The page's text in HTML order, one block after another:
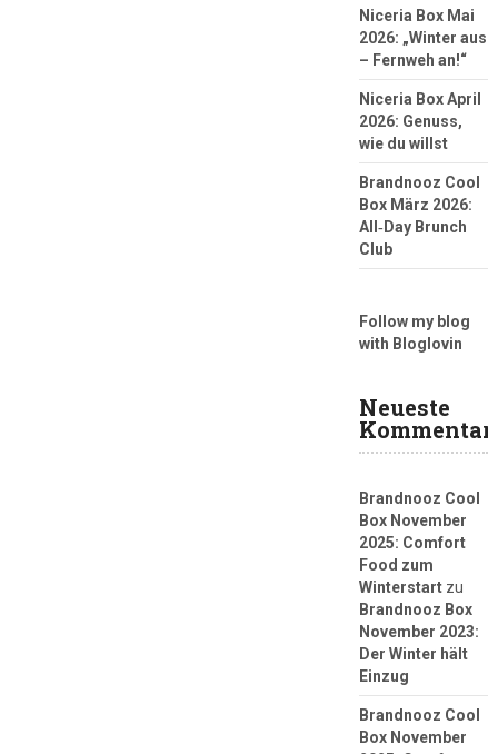
Niceria Box Mai
2026: „Winter aus
– Fernweh an!“
Niceria Box April
2026: Genuss,
wie du willst
Brandnooz Cool
Box März 2026:
All‑Day Brunch
Club
Follow my blog
with Bloglovin
Neueste
Brandnooz Cool
Box November
2025: Comfort
Food zum
Winterstartzu
Brandnooz Box
November 2023:
Der Winter hält
Einzug
Brandnooz Cool
Box November